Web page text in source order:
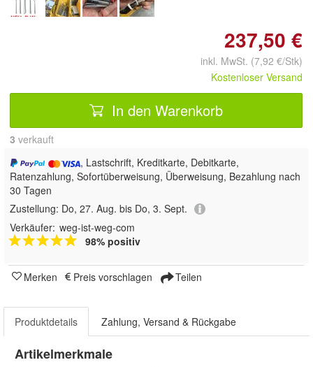
237,50 €
inkl. MwSt. (7,92 €/Stk)
Kostenloser Versand
In den Warenkorb
3 verkauft
, Lastschrift, Kreditkarte, Debitkarte,
Ratenzahlung, Sofortüberweisung, Überweisung, Bezahlung nach
30 Tagen
Zustellung: Do, 27. Aug. bis Do, 3. Sept.
Verkäufer: weg-ist-weg-com
98% positiv
Merken Preis vorschlagen Teilen
Produktdetails Zahlung, Versand & Rückgabe
Artikelmerkmale